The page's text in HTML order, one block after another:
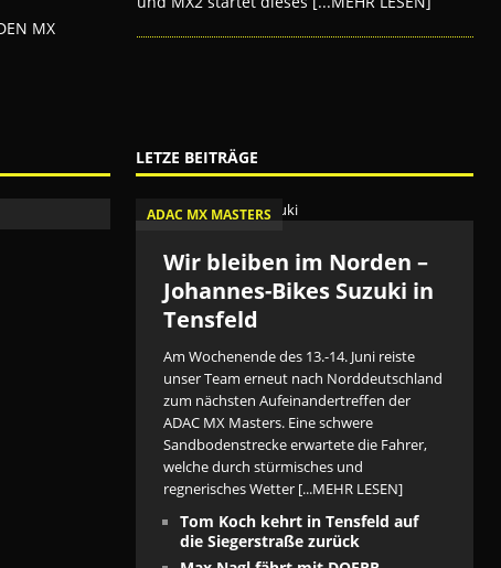
LETZE BEITRÄGE
ADAC MX MASTERS
Wir bleiben im Norden –
Johannes-Bikes Suzuki in
Tensfeld
Am Wochenende des 13.-14. Juni reiste
unser Team erneut nach Norddeutschland
zum nächsten Aufeinandertreffen der
ADAC MX Masters. Eine schwere
Sandbodenstrecke erwartete die Fahrer,
welche durch stürmisches und
regnerisches Wetter [...MEHR LESEN]
Tom Koch kehrt in Tensfeld auf
die Siegerstraße zurück